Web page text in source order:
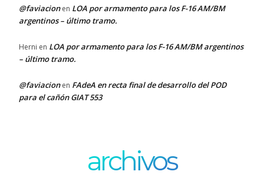
@faviacionen LOA por armamento para los F-16 AM/BM
argentinos – último tramo.
Herni en LOA por armamento para los F-16 AM/BM argentinos
– último tramo.
@faviacionen FAdeA en recta final de desarrollo del POD
para el cañón GIAT 553
archivos